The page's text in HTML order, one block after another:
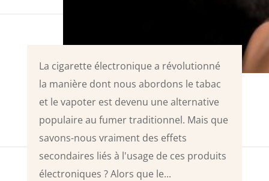
La cigarette électronique a révolutionné
la manière dont nous abordons le tabac
et le vapoter est devenu une alternative
populaire au fumer traditionnel. Mais que
savons-nous vraiment des effets
secondaires liés à l'usage de ces produits
électroniques ? Alors que le...